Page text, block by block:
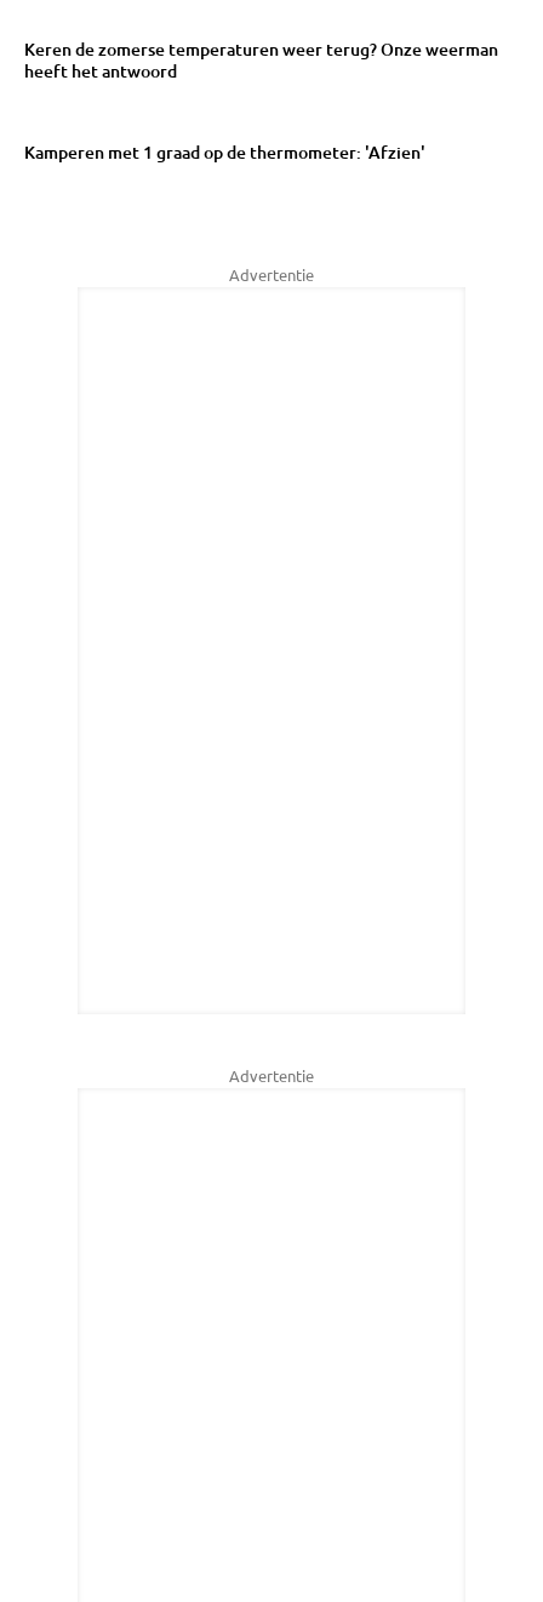
Keren de zomerse temperaturen weer terug? Onze weerman
heeft het antwoord
Kamperen met 1 graad op de thermometer: 'Afzien'
Advertentie
Advertentie